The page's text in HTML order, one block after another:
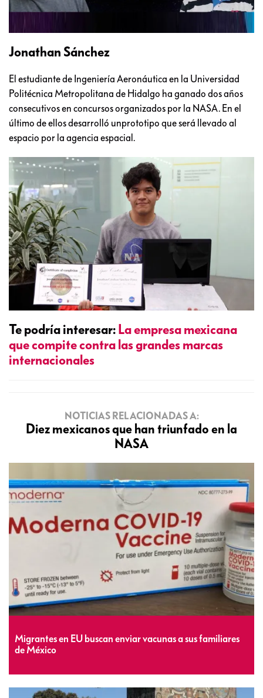
Jonathan Sánchez
El estudiante de Ingeniería Aeronáutica en la Universidad
Politécnica Metropolitana de Hidalgo ha ganado dos años
consecutivos en concursos organizados por la NASA. En el
último de ellos desarrolló unprototipo que será llevado al
espacio por la agencia espacial.
Te podría interesar: La empresa mexicana
que compite contra las grandes marcas
internacionales
NOTICIAS RELACIONADAS A:
Diez mexicanos que han triunfado en la
NASA
Migrantes en EU buscan enviar vacunas a sus familiares
de México